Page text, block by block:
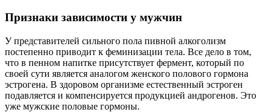
Признаки зависимости у мужчин
У представителей сильного пола пивной алкоголизм
постепенно приводит к феминизации тела. Все дело в том,
что в пенном напитке присутствует фермент, который по
своей сути является аналогом женского полового гормона
эстрогена. В здоровом организме естественный эстроген
подавляется и компенсируется продукцией андрогенов. Это
уже мужские половые гормоны.